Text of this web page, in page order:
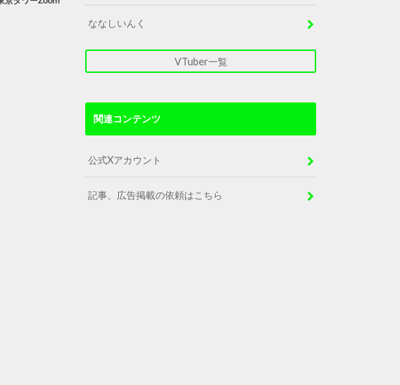
ななしいんく
VTuber一覧
関連コンテンツ
公式Xアカウント
記事、広告掲載の依頼はこちら